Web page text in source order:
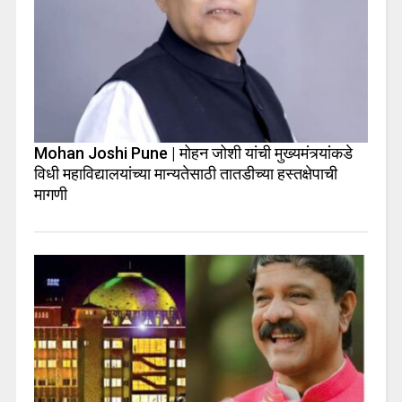
Mohan Joshi Pune | मोहन जोशी यांची मुख्यमंत्र्यांकडे
विधी महाविद्यालयांच्या मान्यतेसाठी तातडीच्या हस्तक्षेपाची
मागणी